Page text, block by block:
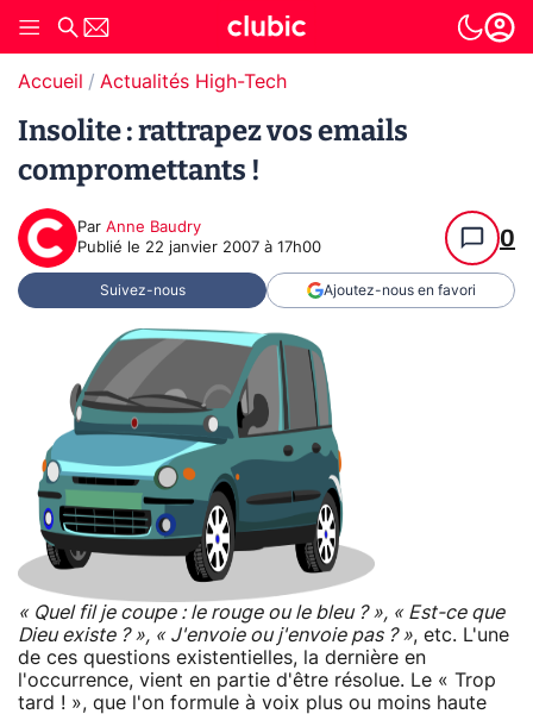
Accueil Actualités High-Tech
Insolite : rattrapez vos emails
compromettants !
Par Anne Baudry
Publié le 22 janvier 2007 à 17h00 0
Suivez-nous Ajoutez-nous en favori
« Quel fil je coupe : le rouge ou le bleu ? », « Est-ce que
Dieu existe ? », « J'envoie ou j'envoie pas ? », etc. L'une
de ces questions existentielles, la dernière en
l'occurrence, vient en partie d'être résolue. Le « Trop
tard ! », que l'on formule à voix plus ou moins haute